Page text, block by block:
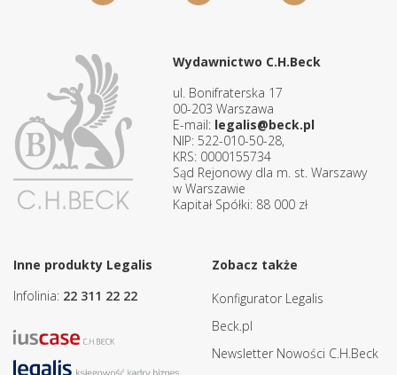
Wydawnictwo C.H.Beck
ul. Bonifraterska 17
00-203 Warszawa
E-mail: legalis@beck.pl
NIP: 522-010-50-28,
KRS: 0000155734
Sąd Rejonowy dla m. st. Warszawy
w Warszawie
Kapitał Spółki: 88 000 zł
Inne produkty Legalis
Infolinia: 22 311 22 22
Zobacz także
Konfigurator Legalis
Beck.pl
Newsletter Nowości C.H.Beck